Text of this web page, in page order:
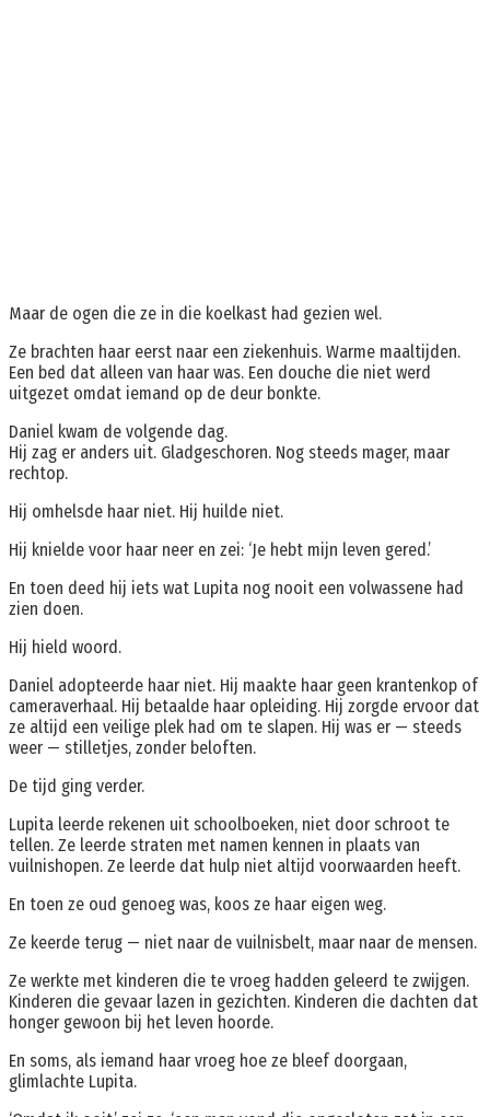
Maar de ogen die ze in die koelkast had gezien wel.
Ze brachten haar eerst naar een ziekenhuis. Warme maaltijden.
Een bed dat alleen van haar was. Een douche die niet werd
uitgezet omdat iemand op de deur bonkte.
Daniel kwam de volgende dag.
Hij zag er anders uit. Gladgeschoren. Nog steeds mager, maar
rechtop.
Hij omhelsde haar niet. Hij huilde niet.
Hij knielde voor haar neer en zei: ‘Je hebt mijn leven gered.’
En toen deed hij iets wat Lupita nog nooit een volwassene had
zien doen.
Hij hield woord.
Daniel adopteerde haar niet. Hij maakte haar geen krantenkop of
cameraverhaal. Hij betaalde haar opleiding. Hij zorgde ervoor dat
ze altijd een veilige plek had om te slapen. Hij was er — steeds
weer — stilletjes, zonder beloften.
De tijd ging verder.
Lupita leerde rekenen uit schoolboeken, niet door schroot te
tellen. Ze leerde straten met namen kennen in plaats van
vuilnishopen. Ze leerde dat hulp niet altijd voorwaarden heeft.
En toen ze oud genoeg was, koos ze haar eigen weg.
Ze keerde terug — niet naar de vuilnisbelt, maar naar de mensen.
Ze werkte met kinderen die te vroeg hadden geleerd te zwijgen.
Kinderen die gevaar lazen in gezichten. Kinderen die dachten dat
honger gewoon bij het leven hoorde.
En soms, als iemand haar vroeg hoe ze bleef doorgaan,
glimlachte Lupita.